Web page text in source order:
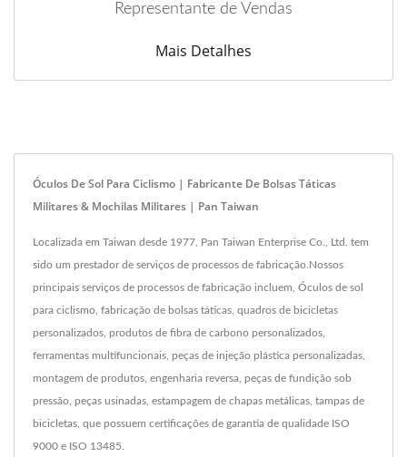
Representante de Vendas
Mais Detalhes
Óculos De Sol Para Ciclismo | Fabricante De Bolsas Táticas
Militares & Mochilas Militares | Pan Taiwan
Localizada em Taiwan desde 1977, Pan Taiwan Enterprise Co., Ltd. tem
sido um prestador de serviços de processos de fabricação.Nossos
principais serviços de processos de fabricação incluem, Óculos de sol
para ciclismo, fabricação de bolsas táticas, quadros de bicicletas
personalizados, produtos de fibra de carbono personalizados,
ferramentas multifuncionais, peças de injeção plástica personalizadas,
montagem de produtos, engenharia reversa, peças de fundição sob
pressão, peças usinadas, estampagem de chapas metálicas, tampas de
bicicletas, que possuem certificações de garantia de qualidade ISO
9000 e ISO 13485.